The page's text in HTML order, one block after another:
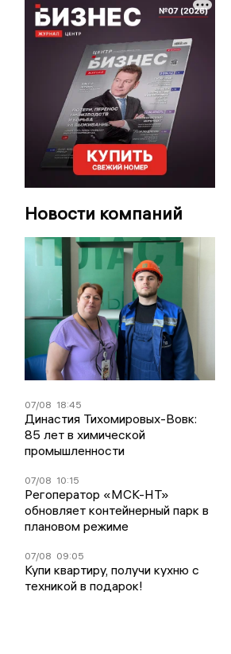
Новости компаний
07/08 18:45
Династия Тихомировых-Вовк:
85 лет в химической
промышленности
07/08 10:15
Регоператор «МСК-НТ»
обновляет контейнерный парк в
плановом режиме
07/08 09:05
Купи квартиру, получи кухню с
техникой в подарок!